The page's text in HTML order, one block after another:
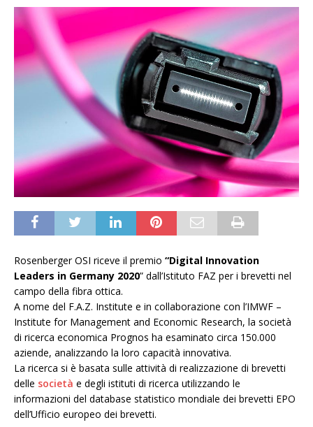
Rosenberger OSI riceve il premio “Digital Innovation
Leaders in Germany 2020” dall’Istituto FAZ per i brevetti nel
campo della fibra ottica.
A nome del F.A.Z. Institute e in collaborazione con l’IMWF –
Institute for Management and Economic Research, la società
di ricerca economica Prognos ha esaminato circa 150.000
aziende, analizzando la loro capacità innovativa.
La ricerca si è basata sulle attività di realizzazione di brevetti
delle società e degli istituti di ricerca utilizzando le
informazioni del database statistico mondiale dei brevetti EPO
dell’Ufficio europeo dei brevetti.